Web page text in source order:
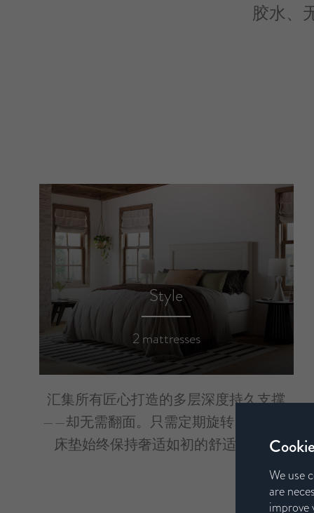
胶水、
Style
2 mattresses
汇集所有匠心打造的多层深度持久支撑
——却无需翻面。只需定期旋转，即可让
床垫始终保持奢适如初的舒适体验。
We use
are
improve